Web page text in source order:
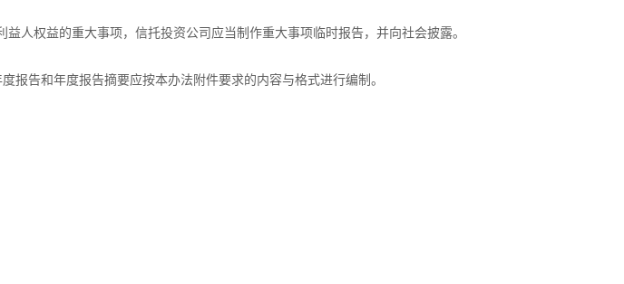
人权益的重大事项，信托投资公司应当制作重大事项临时报告，并向社会披露。
告和年度报告摘要应按本办法附件要求的内容与格式进行编制。